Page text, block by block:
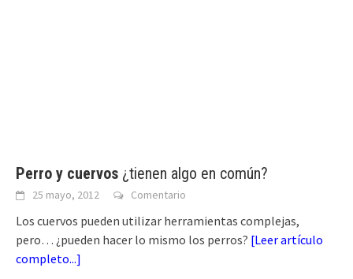
Perro y cuervos ¿tienen algo en común?
25 mayo, 2012 Comentario
Los cuervos pueden utilizar herramientas complejas,
pero… ¿pueden hacer lo mismo los perros? [Leer artículo
completo...]